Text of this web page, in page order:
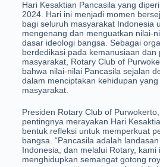
Hari Kesaktian Pancasila yang
2024. Hari ini menjadi momen
bagi seluruh masyarakat Indonesia
mengenang dan menguatkan nilai-
dasar ideologi bangsa. Sebagai
berdedikasi pada kemanusiaan dan
masyarakat, Rotary Club of
bahwa nilai-nilai Pancasila sejalan
dalam menciptakan kehidupan
masyarakat.
Presiden Rotary Club of
pentingnya merayakan Hari
bentuk refleksi untuk memperkuat
bangsa. “Pancasila adalah
Indonesia, dan melalui Rotary, kami
menghidupkan semangat gotong